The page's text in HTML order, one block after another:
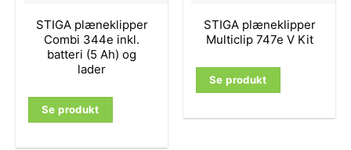
STIGA plæneklipper
Combi 344e inkl.
batteri (5 Ah) og
lader
Se produkt
STIGA plæneklipper
Multiclip 747e V Kit
Se produkt